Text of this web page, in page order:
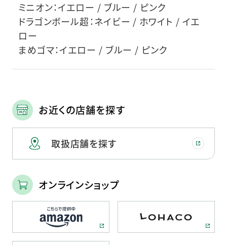
ミニオン：イエロー / ブルー / ピンク
ドラゴンボール超：ネイビー / ホワイト / イエ
ロー
まめゴマ：イエロー / ブルー / ピンク
お近くの店舗を探す
取扱店舗を探す
オンラインショップ